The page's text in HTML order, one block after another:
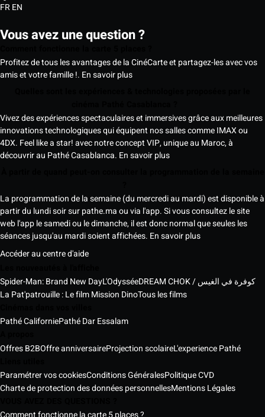
FREN
Vous avez une question ?
Profitez de tous les avantages de la CinéCarte et partagez-les avec vos
amis et votre famille !. En savoir plus
Vivez des expériences spectaculaires et immersives grâce aux meilleures
innovations technologiques qui équipent nos salles comme IMAX ou
4DX. Feel like a star! avec notre concept VIP, unique au Maroc, à
découvrir au Pathé Casablanca. En savoir plus
La programmation de la semaine (du mercredi au mardi) est disponible à
partir du lundi soir sur pathe.ma ou via l'app. Si vous consultez le site
web l'app le samedi ou le dimanche, il est donc normal que seules les
séances jusqu'au mardi soient affichées. En savoir plus
Accéder au centre d'aide
Spider-Man: Brand New DayL'Odyssée
DREAM CHOK / كوفرة في الغيس
La Pat'patrouille : Le film Mission DinoTous les films
Pathé CaliforniePathé Dar Essalam
Offres B2BOffre anniversaireProjection scolaireL'experience Pathé
Paramétrer vos cookiesConditions GénéralesPolitique CVD
Charte de protection des données personnellesMentions Légales